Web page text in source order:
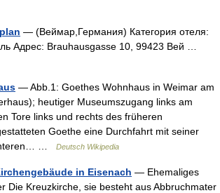
— (Веймар,Германия) Категория отеля:
Адрес: Brauhausgasse 10, 99423 Вей …
— Abb.1: Goethes Wohnhaus in Weimar am
heutiger Museumszugang links am
Tore links und rechts des früheren
Goethe eine Durchfahrt mit seiner
…
Deutsch Wikipedia
in Eisenach — Ehemaliges
Die Kreuzkirche, sie besteht aus Abbruchmater